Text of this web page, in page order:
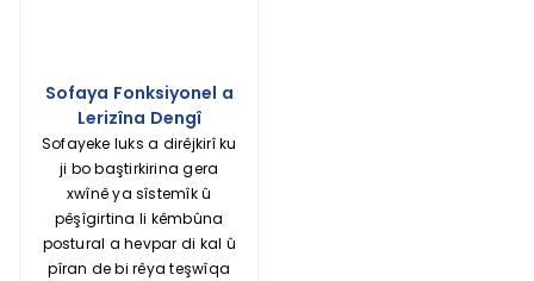
Sofaya Fonksiyonel a
Lerizîna Dengî
Sofayeke luks a dirêjkirî ku
ji bo baştirkirina gera
xwînê ya sîstemîk û
pêşîgirtina li kêmbûna
postural a hevpar di kal û
pîran de bi rêya teşwîqa